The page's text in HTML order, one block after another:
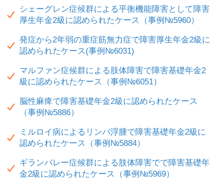
シェーグレン症候群による平衡機能障害として障害
厚生年金2級に認められたケース（事例№5960）
発症から2年弱の重症筋無力症で障害厚生年金2級に
認められたケース(事例№6031)
マルファン症候群による肢体障害で障害基礎年金2
級に認められたケース（事例№6051）
脳性麻痺で障害基礎年金2級に認められたケース
（事例№5886）
ミルロイ病によるリンパ浮腫で障害基礎年金2級に
認められたケース（事例№5884）
ギランバレー症候群による肢体障害でで障害基礎年
金2級に認められたケース（事例№5969）